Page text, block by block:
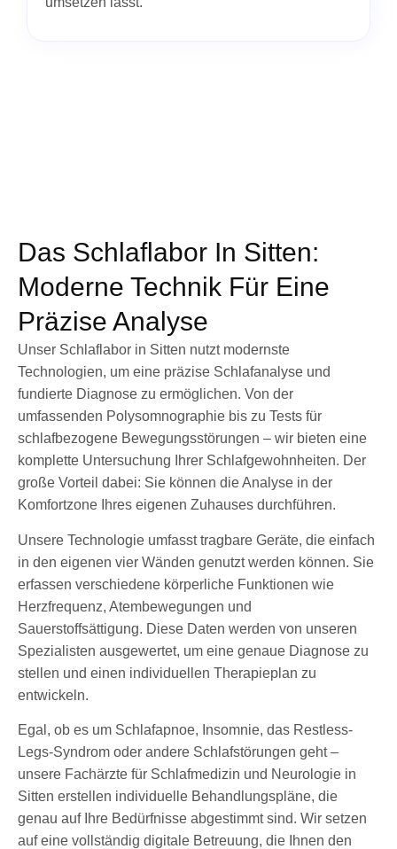
Das Schlaflabor In Sitten:
Moderne Technik Für Eine
Präzise Analyse
Unser Schlaflabor in Sitten nutzt modernste
Technologien, um eine präzise Schlafanalyse und
fundierte Diagnose zu ermöglichen. Von der
umfassenden Polysomnographie bis zu Tests für
schlafbezogene Bewegungsstörungen – wir bieten eine
komplette Untersuchung Ihrer Schlafgewohnheiten. Der
große Vorteil dabei: Sie können die Analyse in der
Komfortzone Ihres eigenen Zuhauses durchführen.
Unsere Technologie umfasst tragbare Geräte, die einfach
in den eigenen vier Wänden genutzt werden können. Sie
erfassen verschiedene körperliche Funktionen wie
Herzfrequenz, Atembewegungen und
Sauerstoffsättigung. Diese Daten werden von unseren
Spezialisten ausgewertet, um eine genaue Diagnose zu
stellen und einen individuellen Therapieplan zu
entwickeln.
Egal, ob es um Schlafapnoe, Insomnie, das Restless-
Legs-Syndrom oder andere Schlafstörungen geht –
unsere Fachärzte für Schlafmedizin und Neurologie in
Sitten erstellen individuelle Behandlungspläne, die
genau auf Ihre Bedürfnisse abgestimmt sind. Wir setzen
auf eine vollständig digitale Betreuung, die Ihnen den